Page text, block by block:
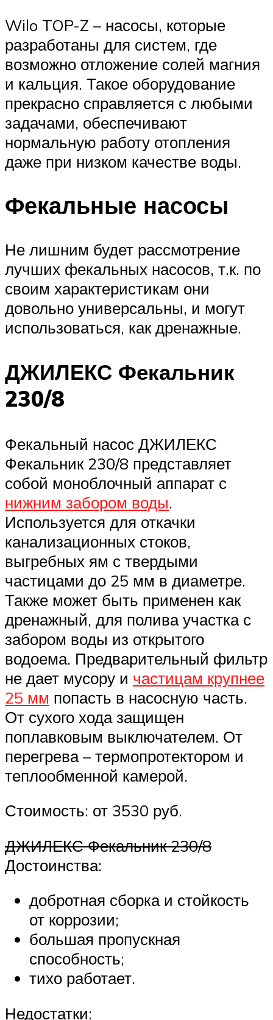
Wilo TOP-Z – насосы, которые
разработаны для систем, где
возможно отложение солей магния
и кальция. Такое оборудование
прекрасно справляется с любыми
задачами, обеспечивают
нормальную работу отопления
даже при низком качестве воды.
Фекальные насосы
Не лишним будет рассмотрение
лучших фекальных насосов, т.к. по
своим характеристикам они
довольно универсальны, и могут
использоваться, как дренажные.
ДЖИЛЕКС Фекальник
230/8
Фекальный насос ДЖИЛЕКС
Фекальник 230/8 представляет
собой моноблочный аппарат с
нижним забором воды.
Используется для откачки
канализационных стоков,
выгребных ям с твердыми
частицами до 25 мм в диаметре.
Также может быть применен как
дренажный, для полива участка с
забором воды из открытого
водоема. Предварительный фильтр
не дает мусору и частицам крупнее
25 мм попасть в насосную часть.
От сухого хода защищен
поплавковым выключателем. От
перегрева – термопротектором и
теплообменной камерой.
Стоимость: от 3530 руб.
ДЖИЛЕКС Фекальник 230/8
Достоинства:
добротная сборка и стойкость
от коррозии;
большая пропускная
способность;
тихо работает.
Недостатки: